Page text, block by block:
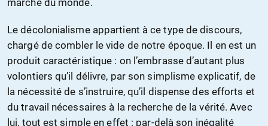
marche du monde.
Le décolonialisme appartient à ce type de discours,
chargé de combler le vide de notre époque. Il en est un
produit caractéristique : on l’embrasse d’autant plus
volontiers qu’il délivre, par son simplisme explicatif, de
la nécessité de s’instruire, qu’il dispense des efforts et
du travail nécessaires à la recherche de la vérité. Avec
lui, tout est simple en effet : par-delà son inégalité